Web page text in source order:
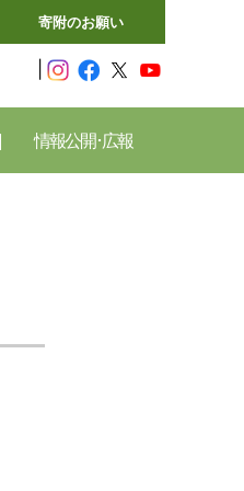
寄附のお願い
情報公開･広報